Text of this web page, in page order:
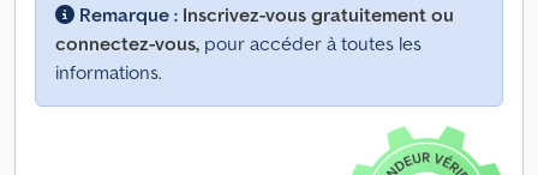
Remarque : Inscrivez-vous gratuitement ou
connectez-vous, pour accéder à toutes les
informations.